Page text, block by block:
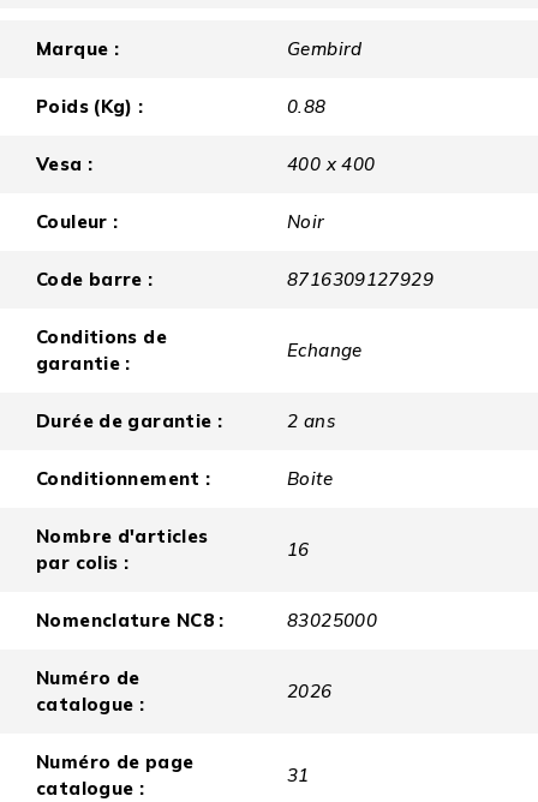
Marque : Gembird
Poids (Kg) : 0.88
Vesa : 400 x 400
Couleur : Noir
Code barre : 8716309127929
Conditions de
garantie :
Echange
Durée de garantie : 2 ans
Conditionnement : Boite
Nombre d'articles
par colis :
16
Nomenclature NC8 : 83025000
Numéro de
catalogue :
2026
Numéro de page
catalogue :
31